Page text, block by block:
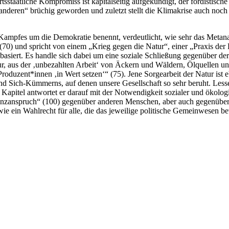
brüchig geworden und zuletzt stellt die Klimakrise auch
um die Demokratie benennt, verdeutlicht, wie sehr das
und spricht von einem „Krieg gegen die Natur“, einer „Praxis
Es handle sich dabei um eine soziale Schließung gegenüber
aus der ‚unbezahlten Arbeit‘ von Äckern und Wäldern, Ölquellen
‚in Wert setzen‘“ (75). Jene Sorgearbeit der Natur
Kümmerns, auf denen unsere Gesellschaft so sehr beruht.
antwortet er darauf mit der Notwendigkeit sozialer und
(100) gegenüber anderen Menschen, aber auch
ein Wahlrecht für alle, die das jeweilige politische Gemeinwesen